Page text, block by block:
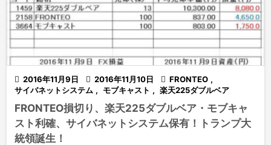
 2016年11月9日  2016年11月10日  FRONTEO ,
サイバネットシステム , モブキャスト , 楽天225ダブルベア
FRONTEO損切り、楽天225ダブルベア・モブキャ
スト利確、サイバネットシステム保有！トランプ大
統領誕生！